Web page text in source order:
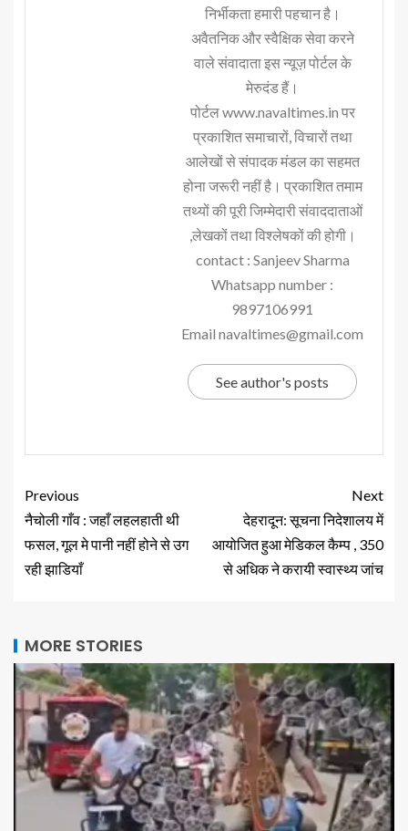
निर्भीकता हमारी पहचान है।
अवैतनिक और स्वैक्षिक सेवा करने
वाले संवादाता इस न्यूज़ पोर्टल के
मेरुदंड हैं।
पोर्टल www.navaltimes.in पर
प्रकाशित समाचारों, विचारों तथा
आलेखों से संपादक मंडल का सहमत
होना जरूरी नहीं है। प्रकाशित तमाम
तथ्यों की पूरी जिम्मेदारी संवाददाताओं
,लेखकों तथा विश्लेषकों की होगी।
contact : Sanjeev Sharma
Whatsapp number :
9897106991
Email navaltimes@gmail.com
See author's posts
Previous
नैचोली गाँव : जहाँ लहलहाती थी
फसल, गूल मे पानी नहीं होने से उग
रही झाडियाँ
Next
देहरादून: सूचना निदेशालय में
आयोजित हुआ मेडिकल कैम्प , 350
से अधिक ने करायी स्वास्थ्य जांच
MORE STORIES